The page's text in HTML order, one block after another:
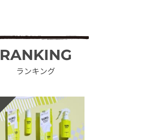
RANKING
ランキング